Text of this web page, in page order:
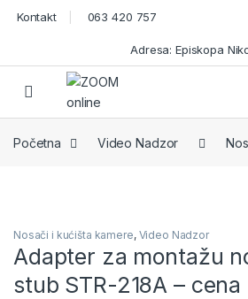
Skip to navigation
Skip to content
Kontakt 063 420 757
Adresa: Episkopa
Open
Početna Video Nadzor
Nosači i kućišta kamere, Video Nadzor
Adapter za montažu
stub STR-218А – cena